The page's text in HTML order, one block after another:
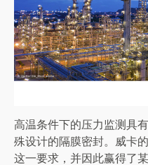
高温条件下的压力监测具
殊设计的隔膜密封。威卡
这一要求，并因此赢得了